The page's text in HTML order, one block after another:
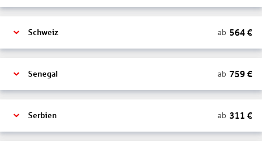
Schweiz ab 564€
Senegal ab 759€
Serbien ab 311 €